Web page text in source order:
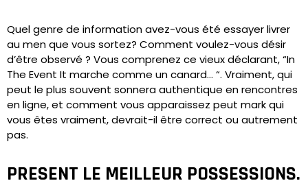
Quel genre de information avez-vous été essayer livrer
au men que vous sortez? Comment voulez-vous désir
d’être observé ? Vous comprenez ce vieux déclarant, “In
The Event It marche comme un canard… “. Vraiment, qui
peut le plus souvent sonnera authentique en rencontres
en ligne, et comment vous apparaissez peut mark qui
vous êtes vraiment, devrait-il être correct ou autrement
pas.
PRESENT LE MEILLEUR POSSESSIONS.